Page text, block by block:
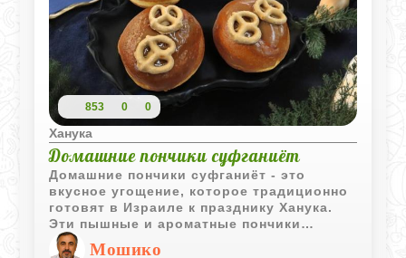
853 0 0
Ханука
Домашние пончики суфганиёт
Домашние пончики суфганиёт - это
вкусное угощение, которое традиционно
готовят в Израиле к празднику Ханука.
Эти пышные и ароматные пончики
обычно жарят в масле, что
Мошико